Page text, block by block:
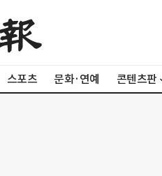
스포츠 문화·연예 콘텐츠판